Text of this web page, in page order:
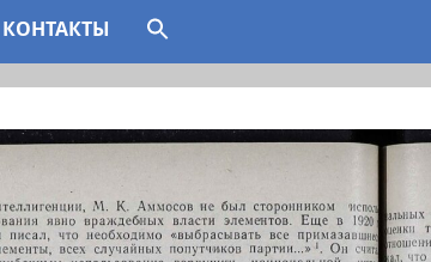
КОНТАКТЫ